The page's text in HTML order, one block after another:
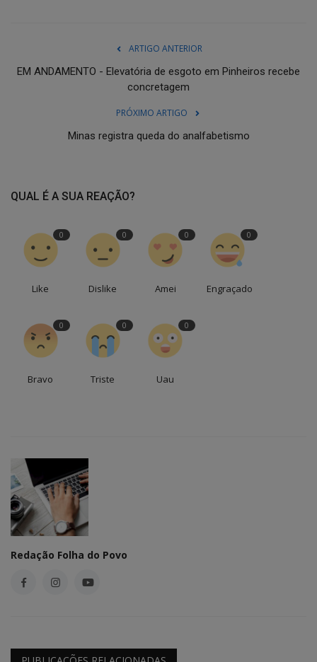
ARTIGO ANTERIOR
EM ANDAMENTO - Elevatória de esgoto em Pinheiros recebe
concretagem
PRÓXIMO ARTIGO
Minas registra queda do analfabetismo
QUAL É A SUA REAÇÃO?
0
Like
0
Dislike
0
Amei
0
Engraçado
0
Bravo
0
Triste
0
Uau
Redação Folha do Povo